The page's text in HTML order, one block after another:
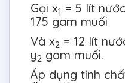
Gọi x1 = 5 lít
175 gam muối
Và x2 = 12 lít
y2 gam muối.
Áp dụng tính